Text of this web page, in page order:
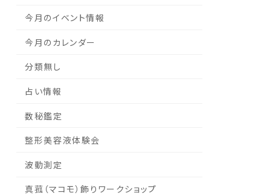
今月のイベント情報
今月のカレンダー
分類無し
占い情報
数秘鑑定
整形美容液体験会
波動測定
真菰（マコモ）飾りワークショップ